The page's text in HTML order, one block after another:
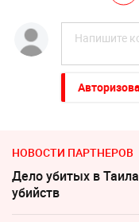
НОВОСТИ ПАРТНЕРОВ
Дело убитых в
убийств